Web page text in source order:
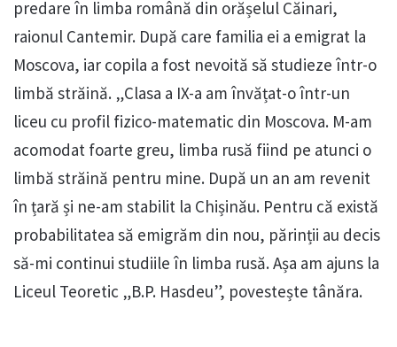
predare în limba română din orășelul Căinari,
raionul Cantemir. După care familia ei a emigrat la
Moscova, iar copila a fost nevoită să studieze într-o
limbă străină. „Clasa a IX-a am învățat-o într-un
liceu cu profil fizico-matematic din Moscova. M-am
acomodat foarte greu, limba rusă fiind pe atunci o
limbă străină pentru mine. După un an am revenit
în țară și ne-am stabilit la Chișinău. Pentru că există
probabilitatea să emigrăm din nou, părinții au decis
să-mi continui studiile în limba rusă. Așa am ajuns la
Liceul Teoretic „B.P. Hasdeu”, povestește tânăra.